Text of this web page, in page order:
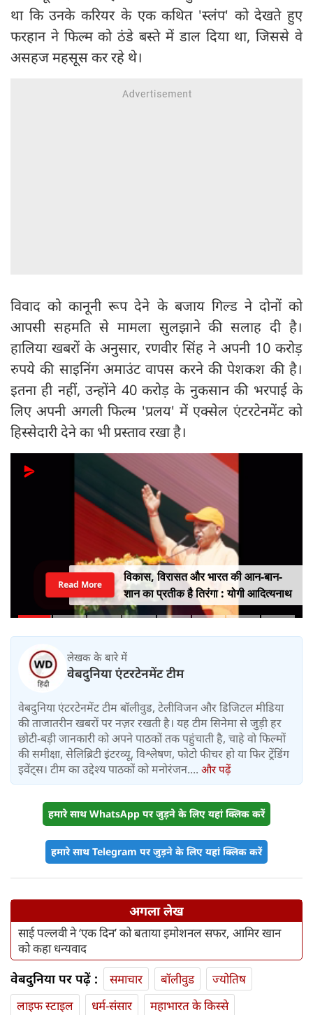
था कि उनके करियर के एक कथित 'स्लंप' को देखते हुए
फरहान ने फिल्म को ठंडे बस्ते में डाल दिया था, जिससे वे
असहज महसूस कर रहे थे।
विवाद को कानूनी रूप देने के बजाय गिल्ड ने दोनों को
आपसी सहमति से मामला सुलझाने की सलाह दी है।
हालिया खबरों के अनुसार, रणवीर सिंह ने अपनी 10 करोड़
रुपये की साइनिंग अमाउंट वापस करने की पेशकश की है।
इतना ही नहीं, उन्होंने 40 करोड़ के नुकसान की भरपाई के
लिए अपनी अगली फिल्म 'प्रलय' में एक्सेल एंटरटेनमेंट को
हिस्सेदारी देने का भी प्रस्ताव रखा है।
ममता बनर्जी के काफिले पर हमला, भीड़ ने
कार पर किया पथराव, भाजपा और पुलिस पर
लगा यह आरोप
Read More
लेखक के बारे में
वेबदुनिया एंटरटेनमेंट टीम
वेबदुनिया एंटरटेनमेंट टीम बॉलीवुड, टेलीविजन और डिजिटल मीडिया
की ताजातरीन खबरों पर नज़र रखती है। यह टीम सिनेमा से जुड़ी हर
छोटी-बड़ी जानकारी को अपने पाठकों तक पहुंचाती है, चाहे वो फिल्मों
की समीक्षा, सेलिब्रिटी इंटरव्यू, विश्लेषण, फोटो फीचर हो या फिर ट्रेंडिंग
इवेंट्स। टीम का उद्देश्य पाठकों को मनोरंजन.... और पढ़ें
हमारे साथ WhatsApp पर जुड़ने के लिए यहां क्लिक करें
हमारे साथ Telegram पर जुड़ने के लिए यहां क्लिक करें
अगला लेख
साई पल्लवी ने ‘एक दिन’ को बताया इमोशनल सफर, आमिर खान
को कहा धन्यवाद
वेबदुनिया पर पढ़ें : समाचार बॉलीवुड
ज्योतिष
लाइफ स्‍टाइल
धर्म-संसार
महाभारत के किस्से